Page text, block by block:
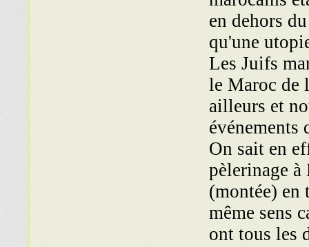
en dehors
qu'une
Les Juifs
le Maroc de
ailleurs et
événements
On sait en
pèlerinage
(montée) en
même sens
ont tous les